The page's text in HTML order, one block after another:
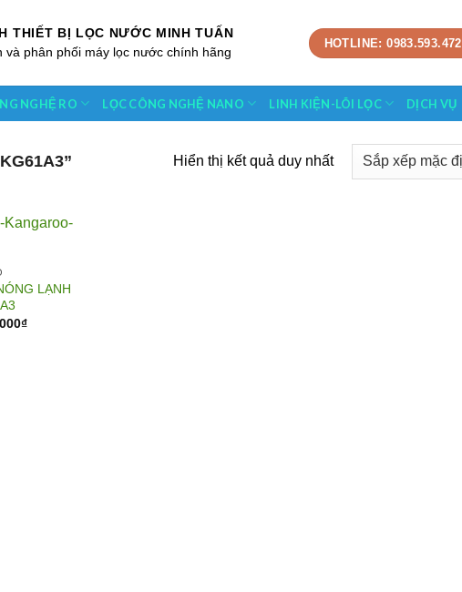
THIẾT BỊ LỌC NƯỚC MINH TUẤN
và phân phối máy lọc nước chính hãng
HOTLINE: 0983.593.472
NGHỆ RO LỌC CÔNG NGHỆ NANO LINH KIỆN-LÕI LỌC DỊCH VỤ
Hiển thị kết quả duy nhất
Add to
LẠNH
₫Giá